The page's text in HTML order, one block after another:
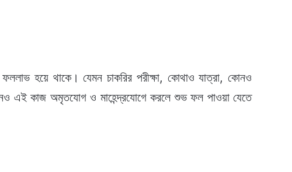
হয়ে থাকে। যেমন চাকরির পরীক্ষা, কোথাও যাত্রা, কোনও
এই কাজ অমৃতযোগ ও মাহেন্দ্রযোগে করলে শুভ ফল পাওয়া যেতে